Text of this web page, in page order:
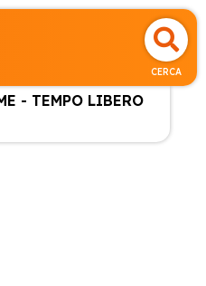
CERCA
- TEMPO LIBERO